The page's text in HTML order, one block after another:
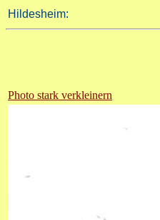
Hildesheim:
Photo stark verkleinern